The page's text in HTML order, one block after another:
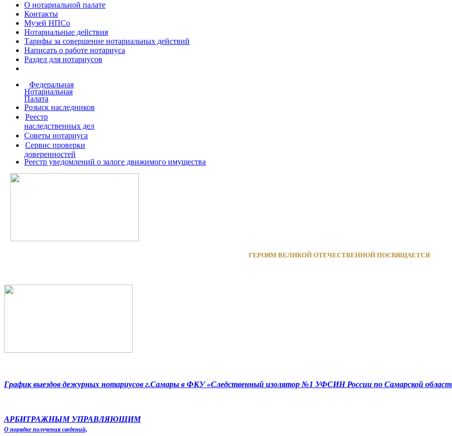
О нотариальной палате
Контакты
Музей НПСо
Нотариальные действия
Тарифы за совершение нотариальных действий
Написать о работе нотариуса
Раздел для нотариусов
Федеральная
Нотариальная
Палата
Розыск наследников
Реестр
наследственных дел
Советы нотариуса
Сервис проверки
доверенностей
Реестр уведомлений о залоге движимого имущества
ГЕРОЯМ ВЕЛИКОЙ ОТЕЧЕСТВЕННОЙ ПОСВЯЩАЕТСЯ
График выездов дежурных нотариусов г.Самары в ФКУ «Следственный изолятор №1 УФСИН России по Самарской
АРБИТРАЖНЫМ УПРАВЛЯЮЩИМ
О порядке получения сведений,